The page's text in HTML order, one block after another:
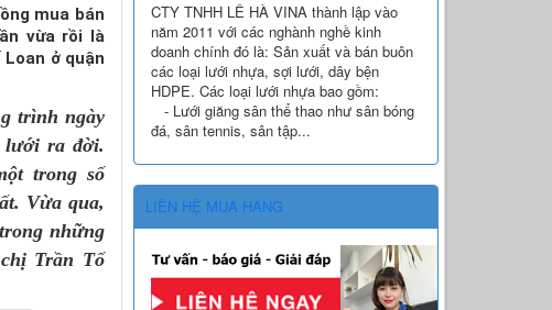
mua bán
vừa rồi là
ở quận
trình ngày
lưới ra đời.
trong số
Vừa qua,
những
Trần Tố
CTY TNHH LÊ HÀ VINA thành lập vào
năm 2011 với các nghành nghề kinh
doanh chính đó là: Sản xuất và bán buôn
các loại lưới nhựa, sợi lưới, dây bện
HDPE. Các loại lưới nhựa bao gồm:
- Lưới giăng sân thể thao như sân bóng
đá, sân tennis, sân tập...
LIÊN HỆ MUA HÀNG